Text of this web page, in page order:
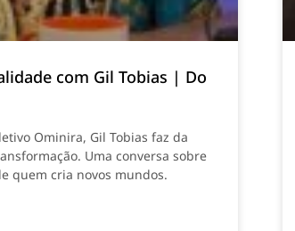
com Gil Tobias | Do
Ominira, Gil Tobias faz da
Uma conversa sobre
quem cria novos mundos.